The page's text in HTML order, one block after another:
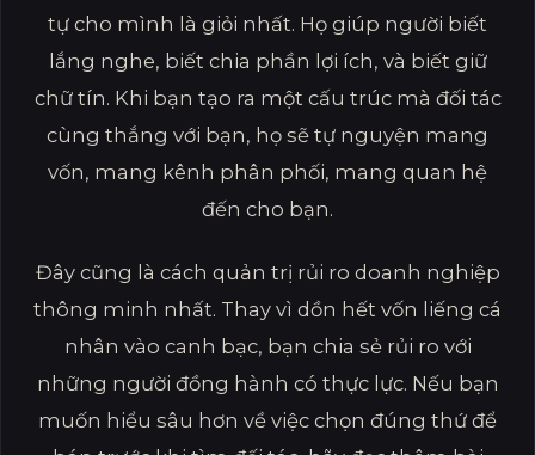
tự cho mình là giỏi nhất. Họ giúp người biết
lắng nghe, biết chia phần lợi ích, và biết giữ
chữ tín. Khi bạn tạo ra một cấu trúc mà đối tác
cùng thắng với bạn, họ sẽ tự nguyện mang
vốn, mang kênh phân phối, mang quan hệ
đến cho bạn.
Đây cũng là cách quản trị rủi ro doanh nghiệp
thông minh nhất. Thay vì dồn hết vốn liếng cá
nhân vào canh bạc, bạn chia sẻ rủi ro với
những người đồng hành có thực lực. Nếu bạn
muốn hiểu sâu hơn về việc chọn đúng thứ để